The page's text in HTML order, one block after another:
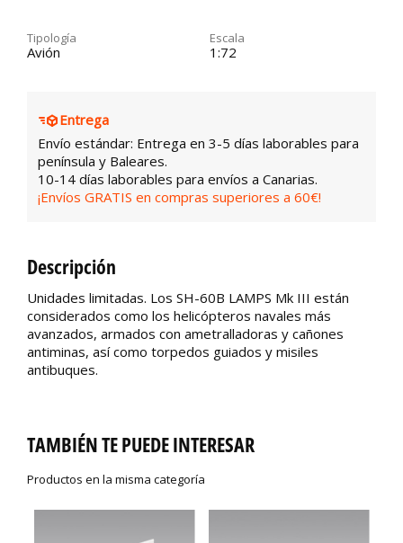
Tipología
Avión
Escala
1:72
Entrega
Envío estándar: Entrega en 3-5 días laborables para
península y Baleares.
10-14 días laborables para envíos a Canarias.
¡Envíos GRATIS en compras superiores a 60€!
Descripción
Unidades limitadas. Los SH-60B LAMPS Mk III están
considerados como los helicópteros navales más
avanzados, armados con ametralladoras y cañones
antiminas, así como torpedos guiados y misiles
antibuques.
TAMBIÉN TE PUEDE INTERESAR
Productos en la misma categoría